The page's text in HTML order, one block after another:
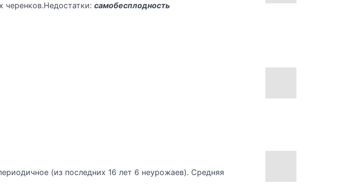
черенков.Недостатки: самобесплодность
(из последних 16 лет 6 неурожаев). Средняя